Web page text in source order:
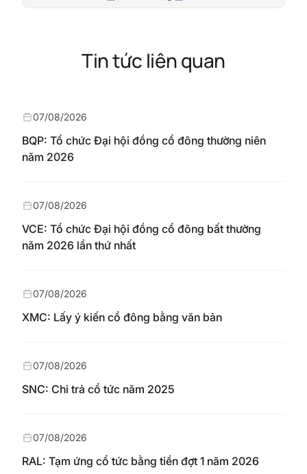
Tin tức liên quan
BQP: Tổ chức Đại hội đồng cổ đông thường niên
năm 2026
07/08/2026
VCE: Tổ chức Đại hội đồng cổ đông bất thường
năm 2026 lần thứ nhất
07/08/2026
XMC: Lấy ý kiến cổ đông bằng văn bản
07/08/2026
SNC: Chi trả cổ tức năm 2025
07/08/2026
RAL: Tạm ứng cổ tức bằng tiền đợt 1 năm 2026
07/08/2026